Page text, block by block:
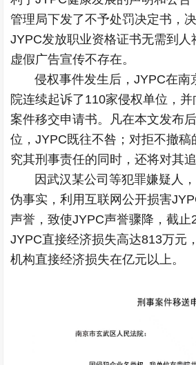
管理局下发了不予处罚决定书，
JYPC发放职业资格证书无需到人
虚假广告宣传不存在。
侵权事件发生后，JYPC在南
院连续起诉了110家侵权单位，
案件移交申请书。凡在本文发布
位，JYPC既往不咎；对拒不撤稿
究其刑事责任的同时，还将对其
因武汉某公司等犯罪嫌疑人，
伪事实，利用互联网公开损害
声誉，致使JYPC声誉骤降，截止
JYPC直接经济损失高达813万元
机构直接经济损失在亿元以上。